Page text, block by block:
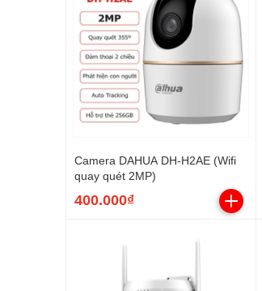
Camera DAHUA DH-H2AE (Wifi
quay quét 2MP)
400.000₫